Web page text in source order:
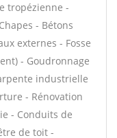
tropézienne -
- Bétons
externes - Fosse
- Goudronnage
industrielle
- Rénovation
- Conduits de
de toit -